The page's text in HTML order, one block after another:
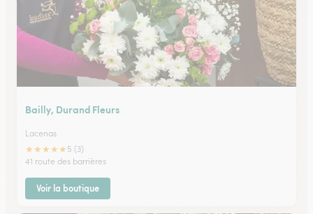
Bailly, Durand Fleurs
Lacenas
★★★★★ 5 (3)
41 route des barrières
Voir la boutique